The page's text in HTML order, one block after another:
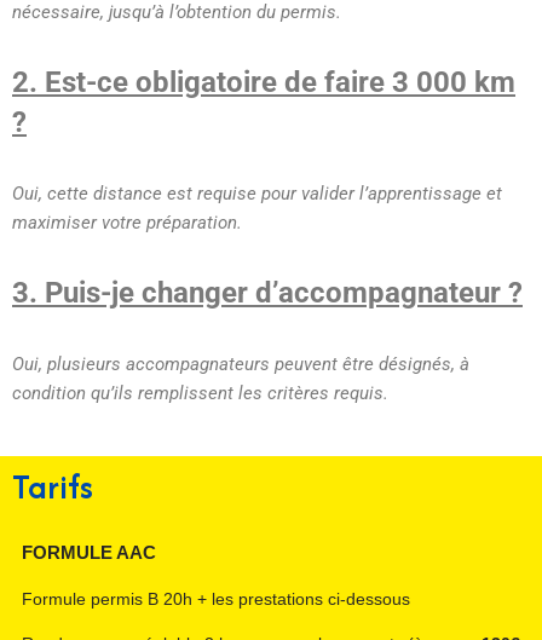
nécessaire, jusqu’à l’obtention du permis.
2. Est-ce obligatoire de faire 3 000 km
?
Oui, cette distance est requise pour valider l’apprentissage et
maximiser votre préparation.
3. Puis-je changer d’accompagnateur ?
Oui, plusieurs accompagnateurs peuvent être désignés, à
condition qu’ils remplissent les critères requis.
Tarifs
FORMULE AAC
Formule permis B 20h + les prestations ci-dessous